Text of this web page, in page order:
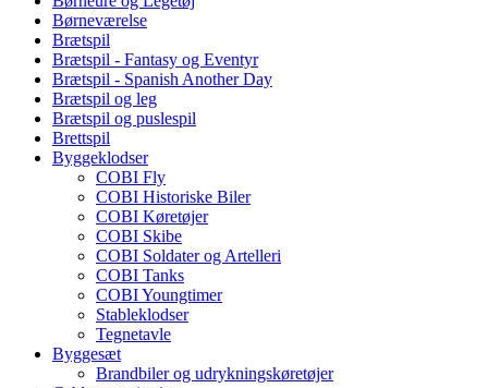
Børneværelse
Brætspil
Brætspil - Fantasy og Eventyr
Brætspil - Spanish Another Day
Brætspil og leg
Brætspil og puslespil
Brettspil
Byggeklodser
COBI Fly
COBI Historiske Biler
COBI Køretøjer
COBI Skibe
COBI Soldater og Artelleri
COBI Tanks
COBI Youngtimer
Stableklodser
Tegnetavle
Byggesæt
Brandbiler og udrykningskøretøjer